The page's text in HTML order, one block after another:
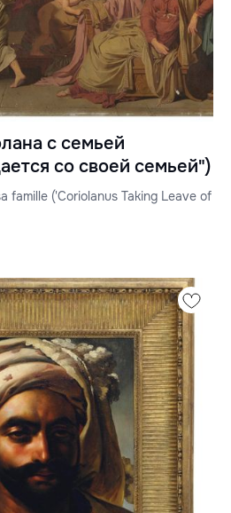
с семьей
со своей семьей")
famille ('Coriolanus Taking Leave of